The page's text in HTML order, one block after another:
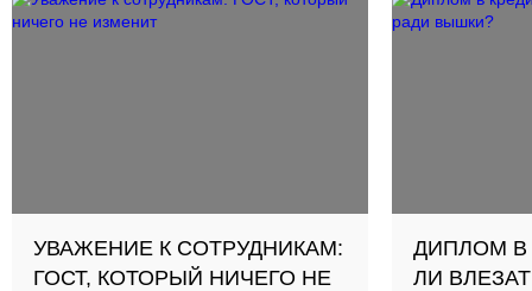
УВАЖЕНИЕ К СОТРУДНИКАМ:
ГОСТ, КОТОРЫЙ НИЧЕГО НЕ
ДИПЛОМ В
ЛИ